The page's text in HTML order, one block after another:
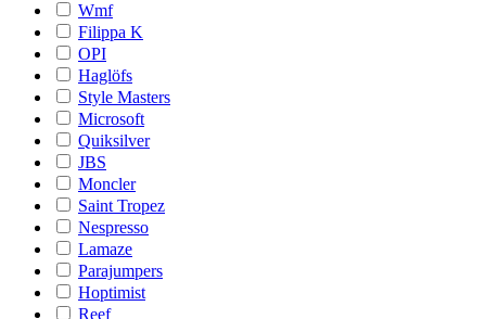
Wmf
Filippa K
OPI
Haglöfs
Style Masters
Microsoft
Quiksilver
JBS
Moncler
Saint Tropez
Nespresso
Lamaze
Parajumpers
Hoptimist
Reef